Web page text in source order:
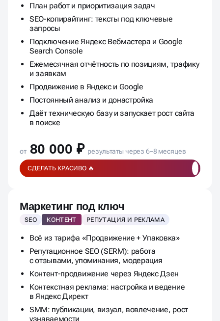
План работ и приоритизация задач
SEO-копирайтинг: тексты под ключевые
запросы
Подключение Яндекс Вебмастера и Google
Search Console
Ежемесячная отчётность по позициям, трафику
и заявкам
Продвижение в Яндекс и Google
Постоянный анализ и донастройка
Даёт техническую базу и запускает рост сайта
в поиске
от 80 000 ₽ результаты через 6–8 месяцев
СДЕЛАТЬ КРАСИВО 🔥
Маркетинг под ключ
SEO КОНТЕНТ РЕПУТАЦИЯ И РЕКЛАМА
Всё из тарифа «Продвижение + Упаковка»
Репутационное SEO (SERM): работа
с отзывами, упоминания, модерация
Контент-продвижение через Яндекс Дзен
Контекстная реклама: настройка и ведение
в Яндекс Директ
SMM: публикации, визуал, вовлечение, рост
узнаваемости